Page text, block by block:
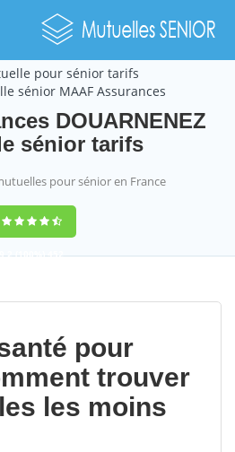
pour sénior tarifs
sénior MAAF Assurances
DOUARNENEZ
sénior tarifs
pour sénior en France
9,2(100%)452
pour
trouver
les moins